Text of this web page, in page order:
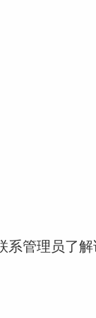
系管理员了